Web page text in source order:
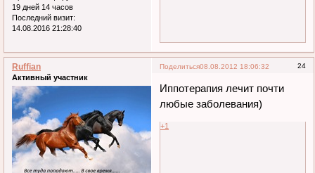
19 дней 14 часов
Последний визит:
14.08.2016 21:28:40
Поделиться 24
08.08.2012 18:06:32
Ruffian
Активный участник
Иппотерапия лечит почти
любые заболевания)
+1